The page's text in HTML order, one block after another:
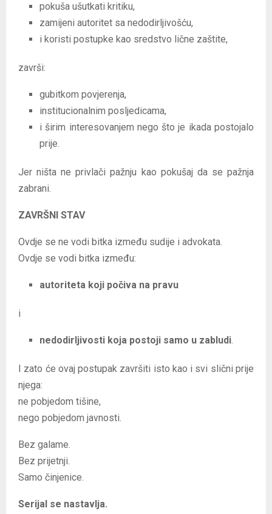
pokuša ušutkati kritiku,
zamijeni autoritet sa nedodirljivošću,
i koristi postupke kao sredstvo lične zaštite,
završi:
gubitkom povjerenja,
institucionalnim posljedicama,
i širim interesovanjem nego što je ikada postojalo
prije.
Jer ništa ne privlači pažnju kao pokušaj da se pažnja
zabrani.
ZAVRŠNI STAV
Ovdje se ne vodi bitka između sudije i advokata.
Ovdje se vodi bitka između:
autoritetа koji počiva na pravu
i
nedodirljivosti koja postoji samo u zabludi
I zato će ovaj postupak završiti isto kao i svi slični prije
njega:
ne pobjedom tišine,
nego pobjedom javnosti.
Bez galame.
Bez prijetnji.
Samo činjenice.
Serijal se nastavlja.